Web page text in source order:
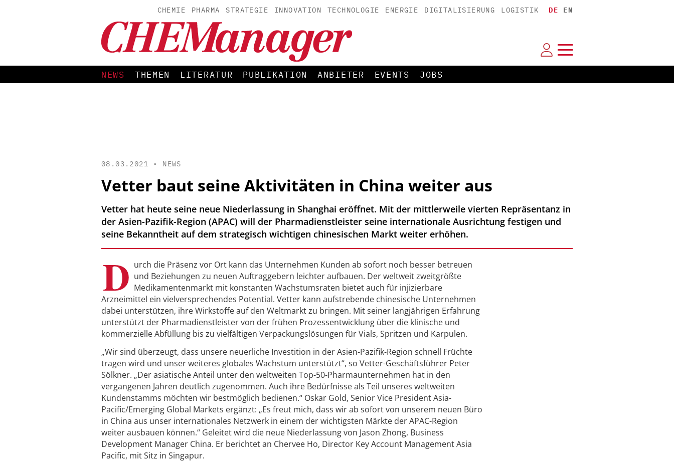
CHEMIE PHARMA STRATEGIE INNOVATION TECHNOLOGIE ENERGIE DIGITALISIERUNG LOGISTIK DE EN
NEWS THEMEN LITERATUR PUBLIKATION ANBIETER EVENTS JOBS
08.03.2021 • NEWS
Vetter baut seine Aktivitäten in China weiter aus
Vetter hat heute seine neue Niederlassung in Shanghai eröffnet. Mit der mittlerweile vierten Repräsentanz in
der Asien-Pazifik-Region (APAC) will der Pharmadienstleister seine internationale Ausrichtung festigen und
seine Bekanntheit auf dem strategisch wichtigen chinesischen Markt weiter erhöhen.
D urch die Präsenz vor Ort kann das Unternehmen Kunden ab sofort noch besser betreuen
und Beziehungen zu neuen Auftraggebern leichter aufbauen. Der weltweit zweitgrößte
Medikamentenmarkt mit konstanten Wachstumsraten bietet auch für injizierbare
Arzneimittel ein vielversprechendes Potential. Vetter kann aufstrebende chinesische Unternehmen
dabei unterstützen, ihre Wirkstoffe auf den Weltmarkt zu bringen. Mit seiner langjährigen Erfahrung
unterstützt der Pharmadienstleister von der frühen Prozessentwicklung über die klinische und
kommerzielle Abfüllung bis zu vielfältigen Verpackungslösungen für Vials, Spritzen und Karpulen.
„Wir sind überzeugt, dass unsere neuerliche Investition in der Asien-Pazifik-Region schnell Früchte
tragen wird und unser weiteres globales Wachstum unterstützt“, so Vetter-Geschäftsführer Peter
Sölkner. „Der asiatische Anteil unter den weltweiten Top-50-Pharmaunternehmen hat in den
vergangenen Jahren deutlich zugenommen. Auch ihre Bedürfnisse als Teil unseres weltweiten
Kundenstamms möchten wir bestmöglich bedienen.“ Oskar Gold, Senior Vice President Asia-
Pacific/Emerging Global Markets ergänzt: „Es freut mich, dass wir ab sofort von unserem neuen Büro
in China aus unser internationales Netzwerk in einem der wichtigsten Märkte der APAC-Region
weiter ausbauen können.“ Geleitet wird die neue Niederlassung von Jason Zhong, Business
Development Manager China. Er berichtet an Chervee Ho, Director Key Account Management Asia
Pacific, mit Sitz in Singapur.